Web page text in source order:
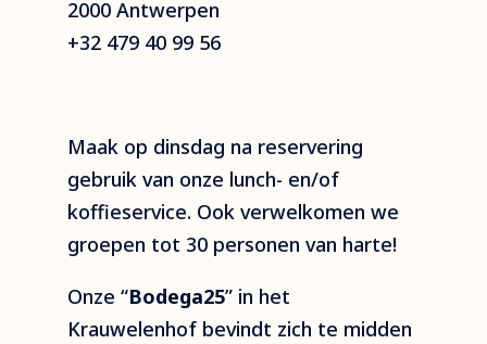
2000 Antwerpen
+32 479 40 99 56
Maak op dinsdag na reservering
gebruik van onze lunch- en/of
koffieservice. Ook verwelkomen we
groepen tot 30 personen van harte!
Onze “Bodega25” in het
Krauwelenhof bevindt zich te midden